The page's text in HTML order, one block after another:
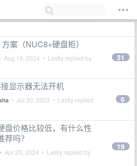
案（NUC8+硬盘柜）
• Aug 16, 2024 • Lastly replied by 31
显示器无法开机
• Jul 30, 2023 • Lastly replied
6
盘价格比较低，有什么性
吗？
• Apr 25, 2024 • Lastly replied by
19